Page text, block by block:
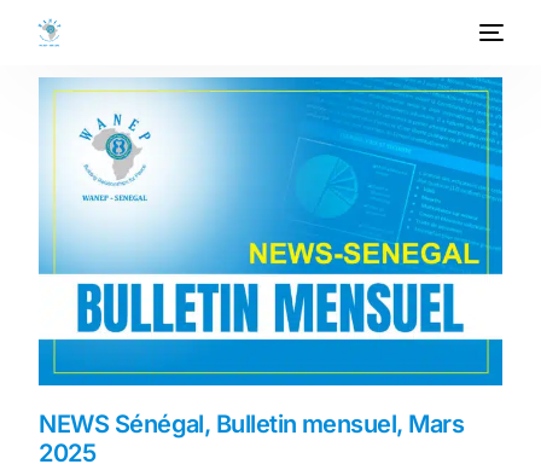
NEWS Sénégal, Bulletin mensuel, Mars
2025
ACCUEIL
A PROPOS
PROGRAMMES
PROJETS
PUBLICATIONS